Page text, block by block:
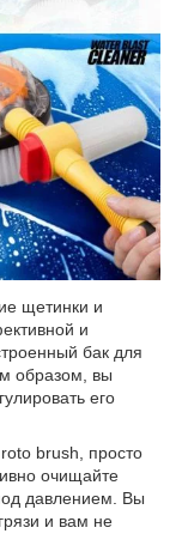
щетинки и
и
бак для
образом, вы
его
brush, просто
очищайте
давлением. Вы
и вам не